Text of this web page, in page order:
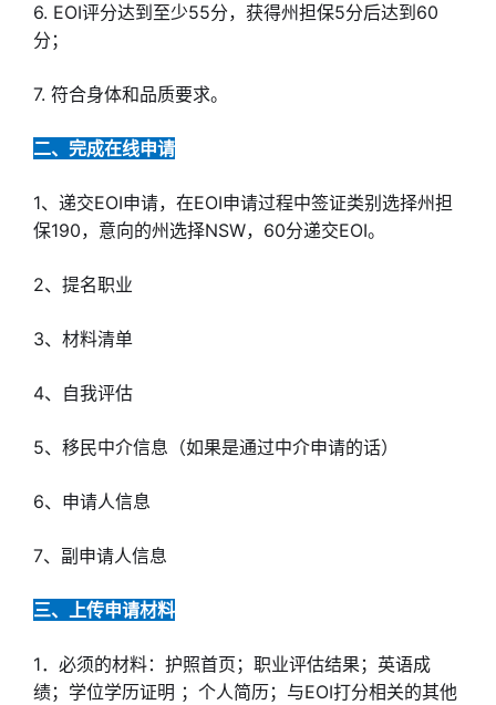
6. EOI评分达到至少55分，获得州担保5分后达到60
分；
7. 符合身体和品质要求。
二、完成在线申请
1、递交EOI申请，在EOI申请过程中签证类别选择州担
保190，意向的州选择NSW，60分递交EOI。
2、提名职业
3、材料清单
4、自我评估
5、移民中介信息（如果是通过中介申请的话）
6、申请人信息
7、副申请人信息
三、上传申请材料
1．必须的材料：护照首页；职业评估结果；英语成
绩；学位学历证明 ；个人简历；与EOI打分相关的其他